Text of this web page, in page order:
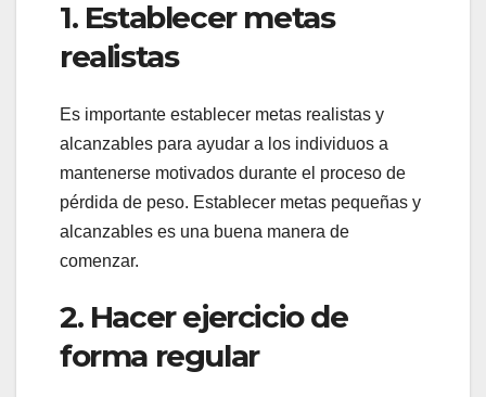
1. Establecer metas
realistas
Es importante establecer metas realistas y
alcanzables para ayudar a los individuos a
mantenerse motivados durante el proceso de
pérdida de peso. Establecer metas pequeñas y
alcanzables es una buena manera de
comenzar.
2. Hacer ejercicio de
forma regular